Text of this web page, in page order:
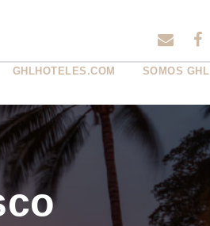
GHLHOTELES.COM SOMOS GHL